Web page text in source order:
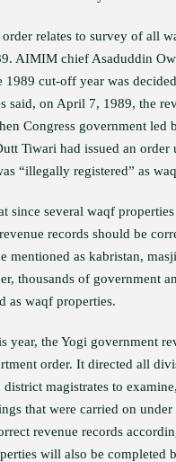
order relates to survey of all
AIMIM chief Asaduddin
1989 cut-off year was
said, on April 7, 1989, the
Congress government led
Tiwari had issued an order
“illegally registered” as
since several waqf
records should be
mentioned as kabristan,
thousands of government
as waqf properties.
year, the Yogi government
order. It directed all
district magistrates to
that were carried on under
revenue records
will also be completed